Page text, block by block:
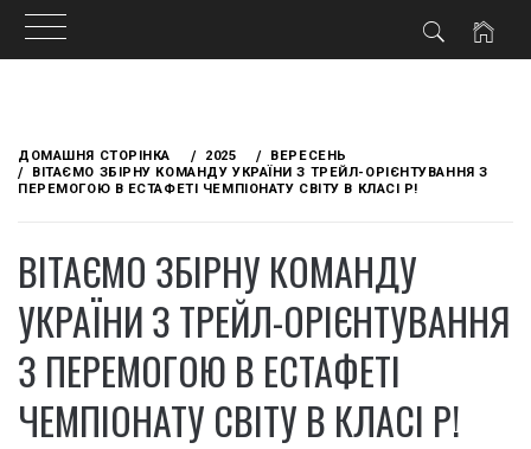
content
ДОМАШНЯ СТОРІНКА 2025
ВЕРЕСЕНЬ
ВІТАЄМО ЗБІРНУ КОМАНДУ УКРАЇНИ З ТРЕЙЛ-ОРІЄНТУВАННЯ З
ПЕРЕМОГОЮ В ЕСТАФЕТІ ЧЕМПІОНАТУ СВІТУ В КЛАСІ Р!
ВІТАЄМО ЗБІРНУ КОМАНДУ
УКРАЇНИ З ТРЕЙЛ-ОРІЄНТУВАННЯ
З ПЕРЕМОГОЮ В ЕСТАФЕТІ
ЧЕМПІОНАТУ СВІТУ В КЛАСІ Р!